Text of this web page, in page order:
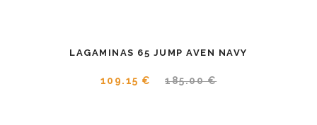
LAGAMINAS 65 JUMP AVEN NAVY
109.15 € 185.00 €